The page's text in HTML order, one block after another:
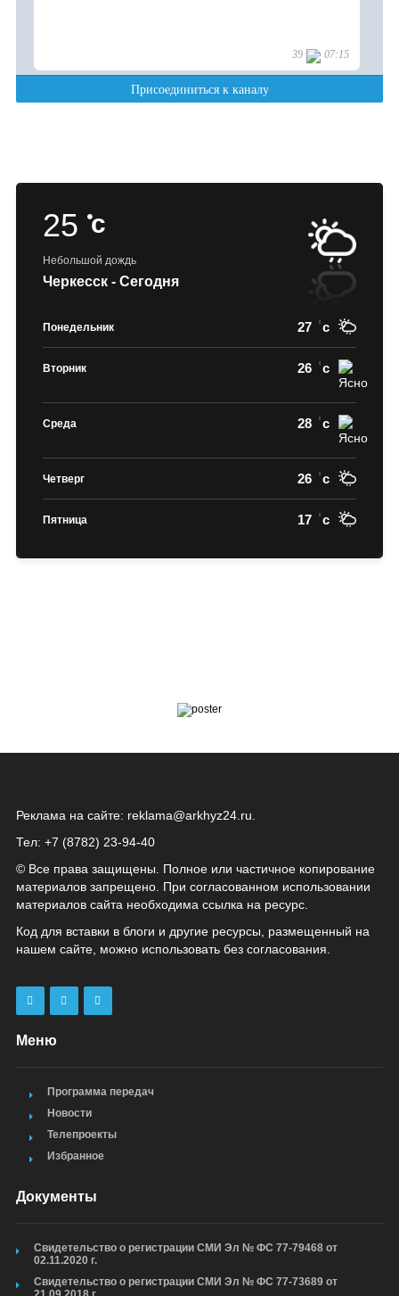
25 c
Небольшой дождь
Черкесск - Сегодня
Понедельник 27 c
Вторник 26 c
Среда 28 c
Четверг 26 c
Пятница 17 c
Реклама на сайте: reklama@arkhyz24.ru
Тел: +7 (8782) 23‑94‑40
© Все права защищены. Полное или частичное копирование
материалов запрещено. При согласованном использовании
материалов сайта необходима ссылка на ресурс.
Код для вставки в блоги и другие ресурсы, размещенный на
нашем сайте, можно использовать без согласования.
Меню
Программа передач
Новости
Телепроекты
Избранное
Документы
Свидетельство о регистрации СМИ Эл № ФС 77-79468 от
02.11.2020 г.
Свидетельство о регистрации СМИ Эл № ФС 77-73689 от